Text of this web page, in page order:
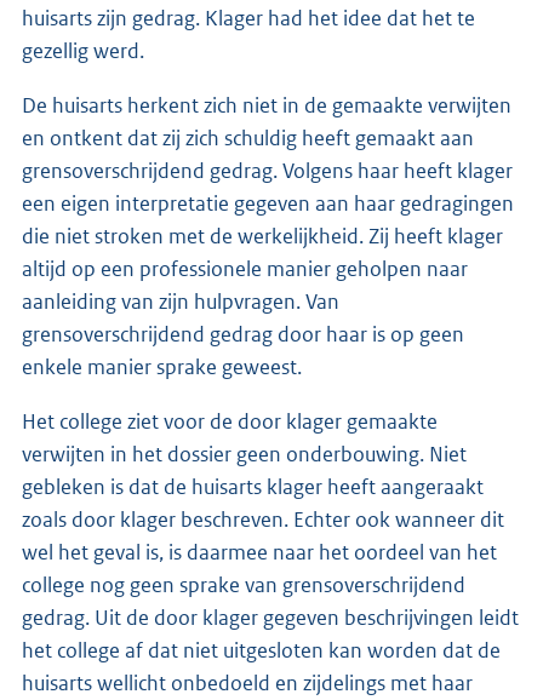
huisarts zijn gedrag. Klager had het idee dat het te
gezellig werd.
De huisarts herkent zich niet in de gemaakte verwijten
en ontkent dat zij zich schuldig heeft gemaakt aan
grensoverschrijdend gedrag. Volgens haar heeft klager
een eigen interpretatie gegeven aan haar gedragingen
die niet stroken met de werkelijkheid. Zij heeft klager
altijd op een professionele manier geholpen naar
aanleiding van zijn hulpvragen. Van
grensoverschrijdend gedrag door haar is op geen
enkele manier sprake geweest.
Het college ziet voor de door klager gemaakte
verwijten in het dossier geen onderbouwing. Niet
gebleken is dat de huisarts klager heeft aangeraakt
zoals door klager beschreven. Echter ook wanneer dit
wel het geval is, is daarmee naar het oordeel van het
college nog geen sprake van grensoverschrijdend
gedrag. Uit de door klager gegeven beschrijvingen leidt
het college af dat niet uitgesloten kan worden dat de
huisarts wellicht onbedoeld en zijdelings met haar